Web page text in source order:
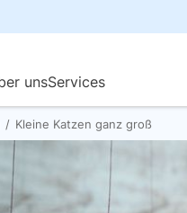
/ Kleine Katzen ganz groß